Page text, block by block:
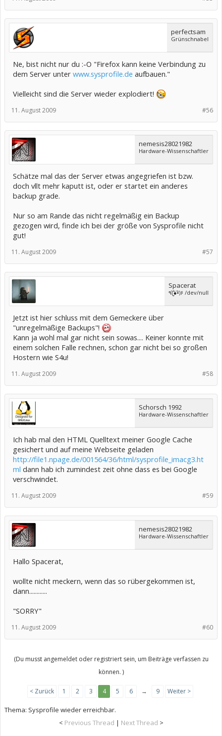
perfectsam
Grünschnabel
Ne, bist nicht nur du :-O "Firefox kann keine Verbindung zu
dem Server unter www.sysprofile.de aufbauen."
Vielleicht sind die Server wieder explodiert!
#56
11. August 2009
nemesis28021982
Hardware-Wissenschaftler
Schätze mal das der Server etwas angegriefen ist bzw.
doch vllt mehr kaputt ist, oder er startet ein anderes
backup grade.
Nur so am Rande das nicht regelmäßig ein Backup
gezogen wird, finde ich bei der größe von Sysprofile nicht
gut!
#57
11. August 2009
Spacerat
٩(̾●̮̮̃̾•̃̾)۶ /dev/null
Jetzt ist hier schluss mit dem Gemeckere über
"unregelmäßige Backups"!
Kann ja wohl mal gar nicht sein sowas.... Keiner konnte mit
einem solchen Falle rechnen, schon gar nicht bei so großen
Hostern wie S4u!
#58
11. August 2009
Schorsch 1992
Hardware-Wissenschaftler
Ich hab mal den HTML Quelltext meiner Google Cache
gesichert und auf meine Webseite geladen
http://file1.npage.de/001564/36/html/sysprofile_imacg3.ht
ml dann hab ich zumindest zeit ohne dass es bei Google
verschwindet.
#59
11. August 2009
nemesis28021982
Hardware-Wissenschaftler
Hallo Spacerat,
wollte nicht meckern, wenn das so rübergekommen ist,
dann............
"SORRY"
#60
11. August 2009
(Du musst angemeldet oder registriert sein, um Beiträge verfassen zu
können. )
< Zurück 1 2 3 4 5 6 → 9 Weiter >
Thema: Sysprofile wieder erreichbar.
< Previous Thread | Next Thread >